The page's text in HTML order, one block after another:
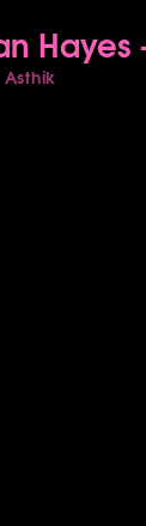
Hayes
Asthik